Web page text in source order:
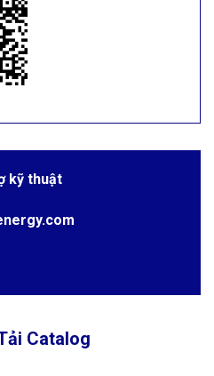
kỹ thuật
Catalog